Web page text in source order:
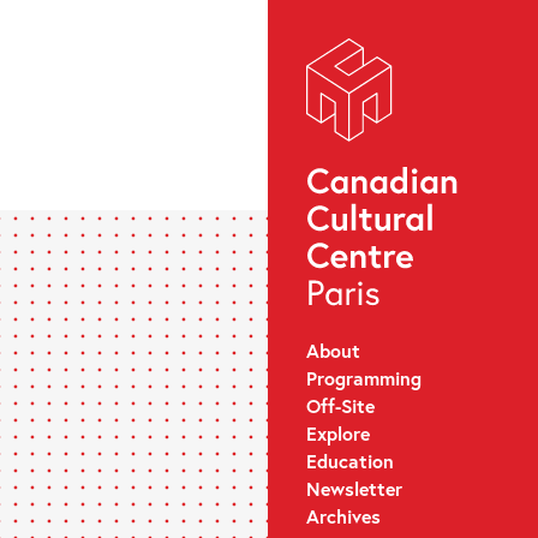
About
Programming
Off-Site
Explore
Education
Newsletter
Archives